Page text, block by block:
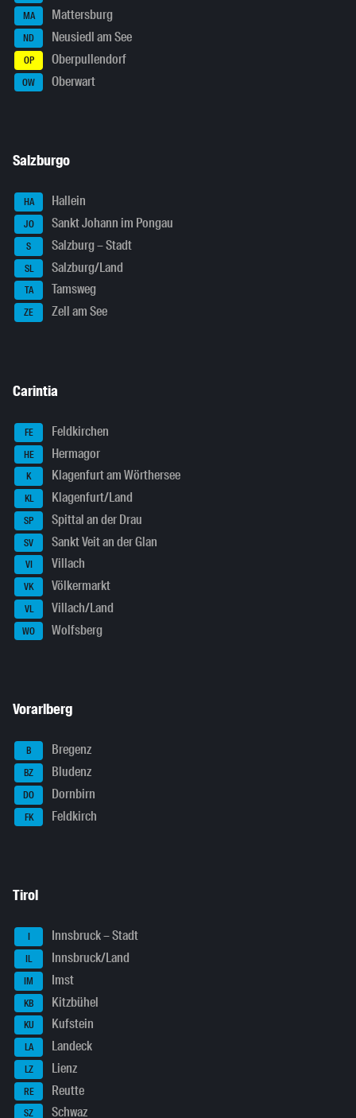
MA Mattersburg
ND Neusiedl am See
OP Oberpullendorf
OW Oberwart
Salzburgo
HA Hallein
JO Sankt Johann im Pongau
S Salzburg – Stadt
SL Salzburg/Land
TA Tamsweg
ZE Zell am See
Carintia
FE Feldkirchen
HE Hermagor
K Klagenfurt am Wörthersee
KL Klagenfurt/Land
SP Spittal an der Drau
SV Sankt Veit an der Glan
VI Villach
VK Völkermarkt
VL Villach/Land
WO Wolfsberg
Vorarlberg
B Bregenz
BZ Bludenz
DO Dornbirn
FK Feldkirch
Tirol
I Innsbruck – Stadt
IL Innsbruck/Land
IM Imst
KB Kitzbühel
KU Kufstein
LA Landeck
LZ Lienz
RE Reutte
SZ Schwaz